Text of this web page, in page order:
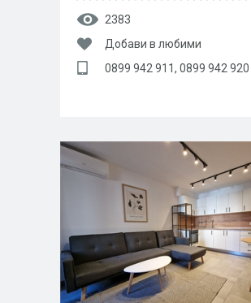
2383
Добави в любими
0899 942 911, 0899 942 920